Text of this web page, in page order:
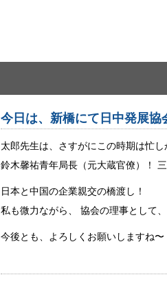
今日は、新橋にて日中発展協
太郎先生は、さすがにこの時期は忙し
鈴木馨祐青年局長（元大蔵官僚）！
日本と中国の企業親交の橋渡し！
私も微力ながら、 協会の理事として
今後とも、よろしくお願いしますね〜